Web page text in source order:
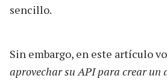
sencillo.
Sin embargo, en este artículo
aprovechar su API para crear un